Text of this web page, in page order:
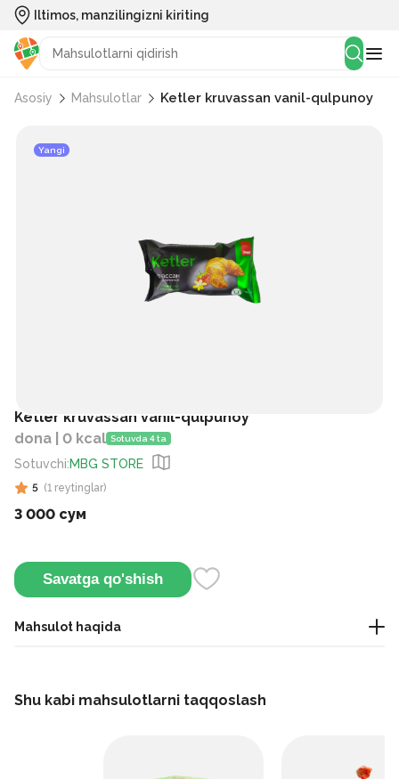
Iltimos, manzilingizni kiriting
Asosiy Mahsulotlar Ketler kruvassan vanil-qulpunoy
Yangi
Ketler kruvassan vanil-qulpunoy
dona | 0 kcal Sotuvda 4 ta
Sotuvchi:MBG STORE
5 (1 reytinglar)
3 000 сум
Savatga qo'shish
Mahsulot haqida
topgan.
Shu kabi mahsulotlarni taqqoslash